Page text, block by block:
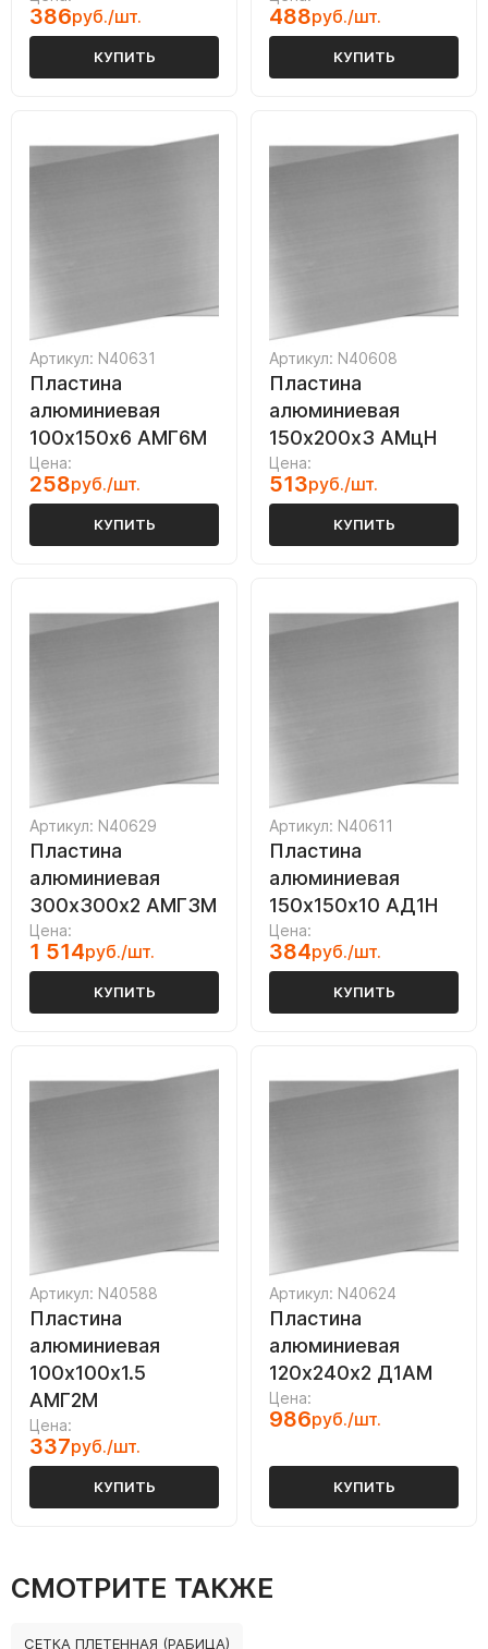
386руб./шт.
КУПИТЬ
488руб./шт.
КУПИТЬ
Артикул: N40631
Пластина
алюминиевая
100х150х6 АМГ6М
Цена:
258руб./шт.
КУПИТЬ
Артикул: N40608
Пластина
алюминиевая
150х200х3 АМцН
Цена:
513руб./шт.
КУПИТЬ
Артикул: N40629
Пластина
алюминиевая
300х300х2 АМГ3М
Цена:
1 514руб./шт.
КУПИТЬ
Артикул: N40611
Пластина
алюминиевая
150х150х10 АД1Н
Цена:
384руб./шт.
КУПИТЬ
Артикул: N40588
Пластина
алюминиевая
100х100х1.5
АМГ2М
Цена:
337руб./шт.
КУПИТЬ
Артикул: N40624
Пластина
алюминиевая
120х240х2 Д1АМ
Цена:
986руб./шт.
КУПИТЬ
СМОТРИТЕ ТАКЖЕ
СЕТКА ПЛЕТЕННАЯ (РАБИЦА)